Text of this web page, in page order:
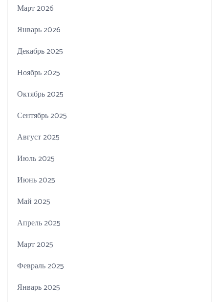
Март 2026
Январь 2026
Декабрь 2025
Ноябрь 2025
Октябрь 2025
Сентябрь 2025
Август 2025
Июль 2025
Июнь 2025
Май 2025
Апрель 2025
Март 2025
Февраль 2025
Январь 2025